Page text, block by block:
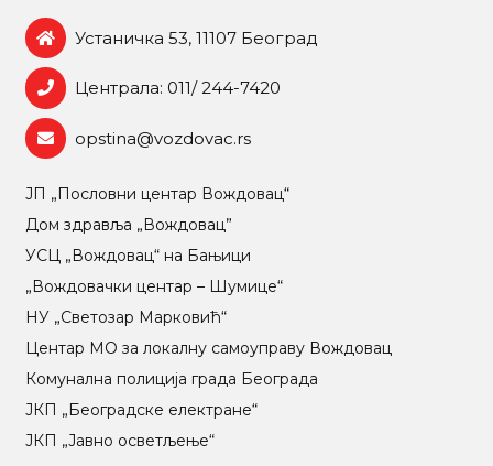
Устаничка 53, 11107 Београд
Централа: 011/ 244-7420
opstina@vozdovac.rs
ЈП „Пословни центар Вождовац“
Дом здравља „Вождовац”
УСЦ „Вождовац“ на Бањици
„Вождовачки центар – Шумице“
НУ „Светозар Марковић“
Центар МO за локалну самоуправу Вождовац
Комунална полиција града Београда
ЈКП „Београдске електране“
ЈКП „Јавно осветљење“